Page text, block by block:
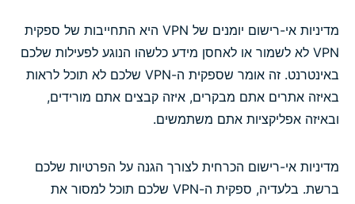
מדיניות אי-רישום יומנים של VPN היא התחייבות של ספקית
VPN לא לשמור או לאחסן מידע כלשהו הנוגע לפעילות שלכם
באינטרנט. זה אומר שספקית ה-VPN שלכם לא תוכל לראות
באיזה אתרים אתם מבקרים, איזה קבצים אתם מורידים,
ובאיזה אפליקציות אתם משתמשים.
מדיניות אי-רישום הכרחית לצורך הגנה על הפרטיות שלכם
ברשת. בלעדיה, ספקית ה-VPN שלכם תוכל למסור את